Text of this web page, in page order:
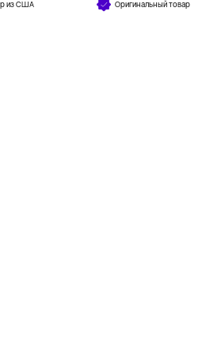
из США Оригинальный товар